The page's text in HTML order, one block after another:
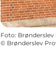
Foto: Brønderslev
© Brønderslev